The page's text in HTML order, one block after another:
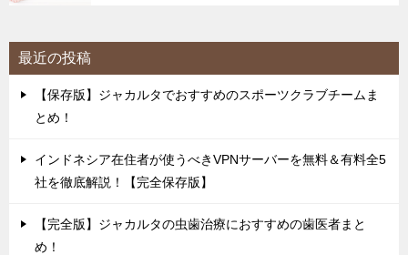
最近の投稿
【保存版】ジャカルタでおすすめのスポーツクラブチームま
とめ！
インドネシア在住者が使うべきVPNサーバーを無料＆有料全5
社を徹底解説！【完全保存版】
【完全版】ジャカルタの虫歯治療におすすめの歯医者まと
め！